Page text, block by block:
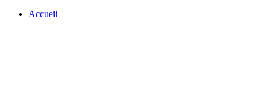
Accueil